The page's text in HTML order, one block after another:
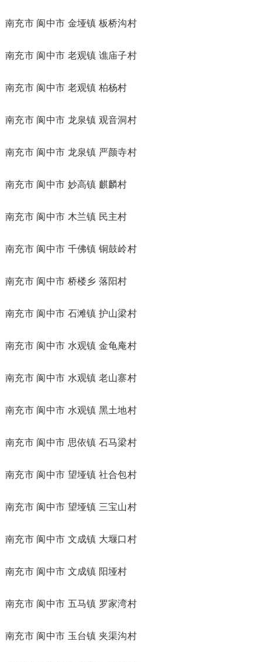
南充市 阆中市 金垭镇 板桥沟村
南充市 阆中市 老观镇 谯庙子村
南充市 阆中市 老观镇 柏杨村
南充市 阆中市 龙泉镇 观音洞村
南充市 阆中市 龙泉镇 严颜寺村
南充市 阆中市 妙高镇 麒麟村
南充市 阆中市 木兰镇 民主村
南充市 阆中市 千佛镇 铜鼓岭村
南充市 阆中市 桥楼乡 落阳村
南充市 阆中市 石滩镇 护山梁村
南充市 阆中市 水观镇 金龟庵村
南充市 阆中市 水观镇 老山寨村
南充市 阆中市 水观镇 黑土地村
南充市 阆中市 思依镇 石马梁村
南充市 阆中市 望垭镇 社合包村
南充市 阆中市 望垭镇 三宝山村
南充市 阆中市 文成镇 大堰口村
南充市 阆中市 文成镇 阳垭村
南充市 阆中市 五马镇 罗家湾村
南充市 阆中市 玉台镇 夹渠沟村